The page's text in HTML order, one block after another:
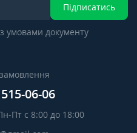
Підписатись
умовами документу
06-06
нам: Пн-Пт с 8:00 до 18:00